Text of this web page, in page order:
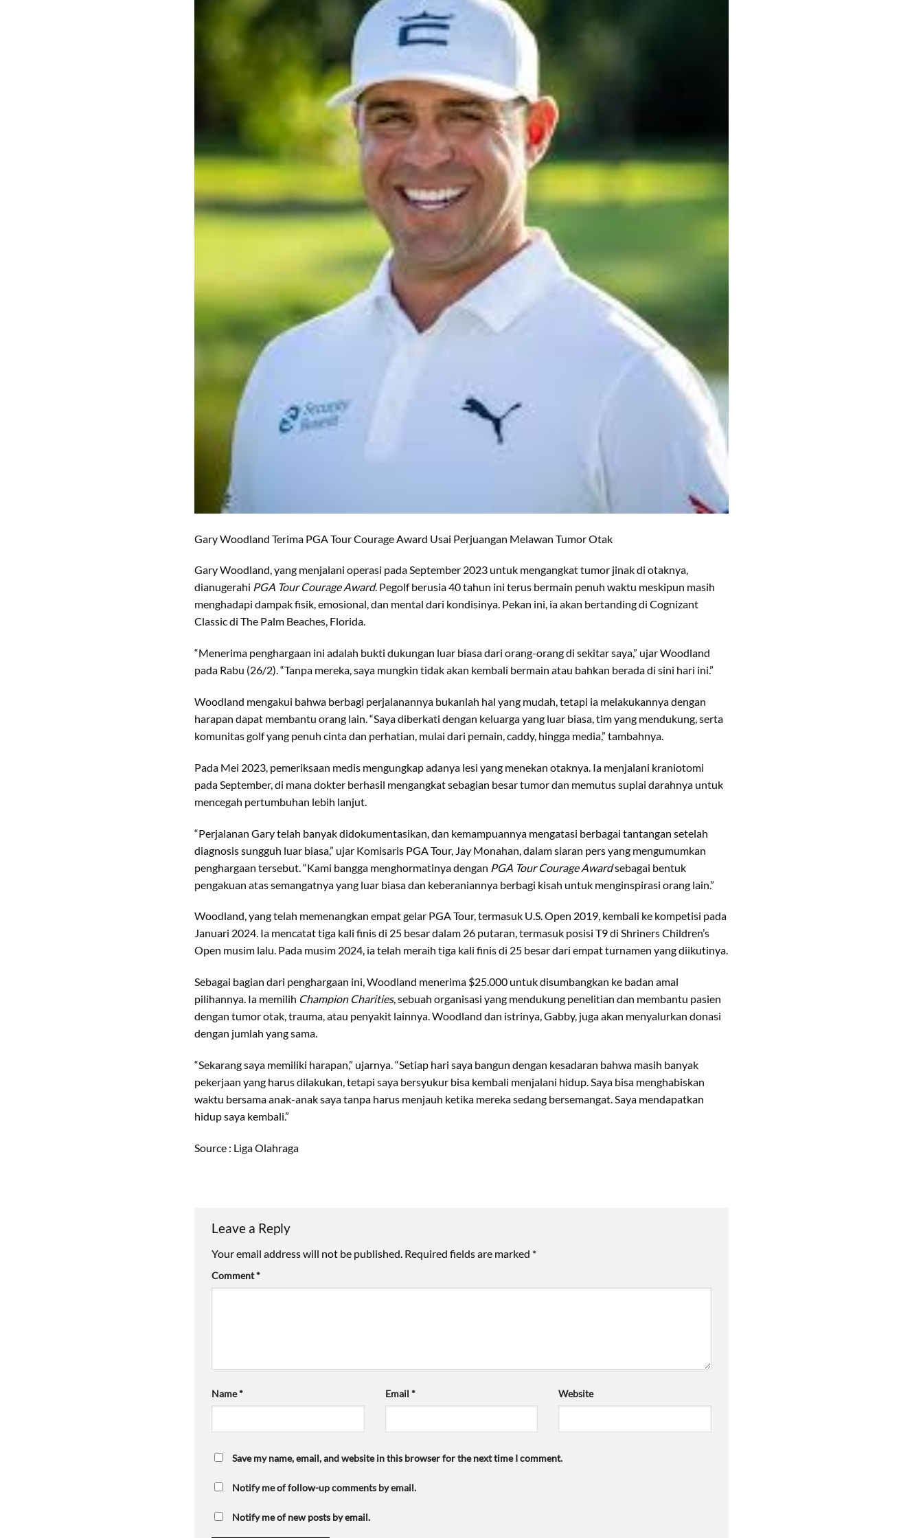
Gary Woodland Terima PGA Tour Courage Award Usai Perjuangan Melawan Tumor Otak
Gary Woodland, yang menjalani operasi pada September 2023 untuk mengangkat tumor jinak di otaknya,
dianugerahi PGA Tour Courage Award. Pegolf berusia 40 tahun ini terus bermain penuh waktu meskipun masih
menghadapi dampak fisik, emosional, dan mental dari kondisinya. Pekan ini, ia akan bertanding di Cognizant
Classic di The Palm Beaches, Florida.
“Menerima penghargaan ini adalah bukti dukungan luar biasa dari orang-orang di sekitar saya,” ujar Woodland
pada Rabu (26/2). “Tanpa mereka, saya mungkin tidak akan kembali bermain atau bahkan berada di sini hari ini.”
Woodland mengakui bahwa berbagi perjalanannya bukanlah hal yang mudah, tetapi ia melakukannya dengan
harapan dapat membantu orang lain. “Saya diberkati dengan keluarga yang luar biasa, tim yang mendukung, serta
komunitas golf yang penuh cinta dan perhatian, mulai dari pemain, caddy, hingga media,” tambahnya.
Pada Mei 2023, pemeriksaan medis mengungkap adanya lesi yang menekan otaknya. Ia menjalani kraniotomi
pada September, di mana dokter berhasil mengangkat sebagian besar tumor dan memutus suplai darahnya untuk
mencegah pertumbuhan lebih lanjut.
“Perjalanan Gary telah banyak didokumentasikan, dan kemampuannya mengatasi berbagai tantangan setelah
diagnosis sungguh luar biasa,” ujar Komisaris PGA Tour, Jay Monahan, dalam siaran pers yang mengumumkan
penghargaan tersebut. “Kami bangga menghormatinya dengan PGA Tour Courage Awardsebagai bentuk
pengakuan atas semangatnya yang luar biasa dan keberaniannya berbagi kisah untuk menginspirasi orang lain.”
Woodland, yang telah memenangkan empat gelar PGA Tour, termasuk U.S. Open 2019, kembali ke kompetisi pada
Januari 2024. Ia mencatat tiga kali finis di 25 besar dalam 26 putaran, termasuk posisi T9 di Shriners Children’s
Open musim lalu. Pada musim 2024, ia telah meraih tiga kali finis di 25 besar dari empat turnamen yang diikutinya.
Sebagai bagian dari penghargaan ini, Woodland menerima $25.000 untuk disumbangkan ke badan amal
pilihannya. Ia memilih Champion Charities, sebuah organisasi yang mendukung penelitian dan membantu pasien
dengan tumor otak, trauma, atau penyakit lainnya. Woodland dan istrinya, Gabby, juga akan menyalurkan donasi
dengan jumlah yang sama.
“Sekarang saya memiliki harapan,” ujarnya. “Setiap hari saya bangun dengan kesadaran bahwa masih banyak
pekerjaan yang harus dilakukan, tetapi saya bersyukur bisa kembali menjalani hidup. Saya bisa menghabiskan
waktu bersama anak-anak saya tanpa harus menjauh ketika mereka sedang bersemangat. Saya mendapatkan
hidup saya kembali.”
Source : Liga Olahraga
Leave a Reply
Your email address will not be published. Required fields are marked *
Comment*
Name* Email * Website
Save my name, email, and website in this browser for the next time I comment.
Notify me of follow-up comments by email.
Notify me of new posts by email.